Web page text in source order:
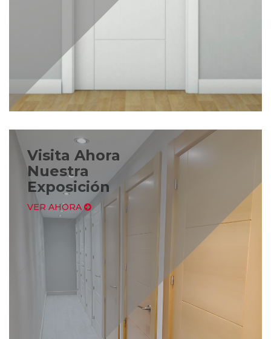
Visita Ahora
Nuestra
Exposición
VER AHORA